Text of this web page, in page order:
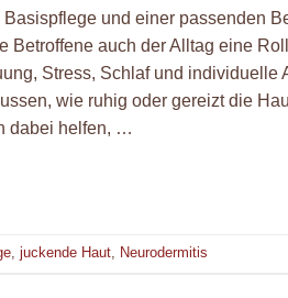
Basispflege und einer passenden
Betroffene auch der Alltag eine
Stress, Schlaf und individuelle
wie ruhig oder gereizt die
dabei helfen, …
, juckende Haut, Neurodermitis